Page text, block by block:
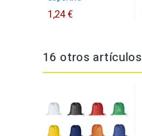
1,24 €
16 otros